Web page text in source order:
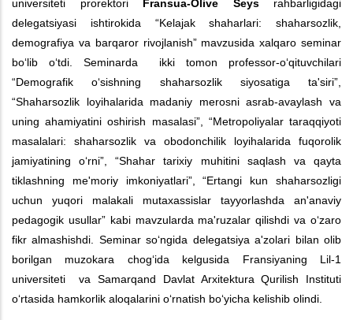
universiteti prorektori Fransua-Olive Seysrahbarligidagi
delegatsiyasi ishtirokida “Kelajak shaharlari: shaharsozlik,
demografiya va barqaror rivojlanish” mavzusida xalqaro seminar
bo‘lib o‘tdi. Seminarda ikki tomon professor-o‘qituvchilari
“Demografik o‘sishning shaharsozlik siyosatiga ta'siri”,
“Shaharsozlik loyihalarida madaniy merosni asrab-avaylash va
uning ahamiyatini oshirish masalasi”, “Metropoliyalar taraqqiyoti
masalalari: shaharsozlik va obodonchilik loyihalarida fuqorolik
jamiyatining o‘rni”, “Shahar tarixiy muhitini saqlash va qayta
tiklashning me'moriy imkoniyatlari”, “Ertangi kun shaharsozligi
uchun yuqori malakali mutaxassislar tayyorlashda an'anaviy
pedagogik usullar” kabi mavzularda ma'ruzalar qilishdi va o‘zaro
fikr almashishdi. Seminar so‘ngida delegatsiya a'zolari bilan olib
borilgan muzokara chog‘ida kelgusida Fransiyaning Lil-1
universiteti va Samarqand Davlat Arxitektura Qurilish Instituti
o‘rtasida hamkorlik aloqalarini o‘rnatish bo‘yicha kelishib olindi.